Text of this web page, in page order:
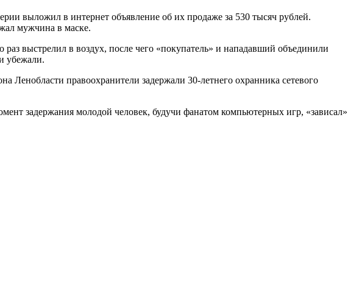
выложил в интернет объявление об их продаже за 530 тысяч рублей.
мужчина в маске.
выстрелил в воздух, после чего «покупатель» и нападавший объединили
убежали.
правоохранители задержали 30-летнего охранника сетевого
задержания молодой человек, будучи фанатом компьютерных игр, «зависал»